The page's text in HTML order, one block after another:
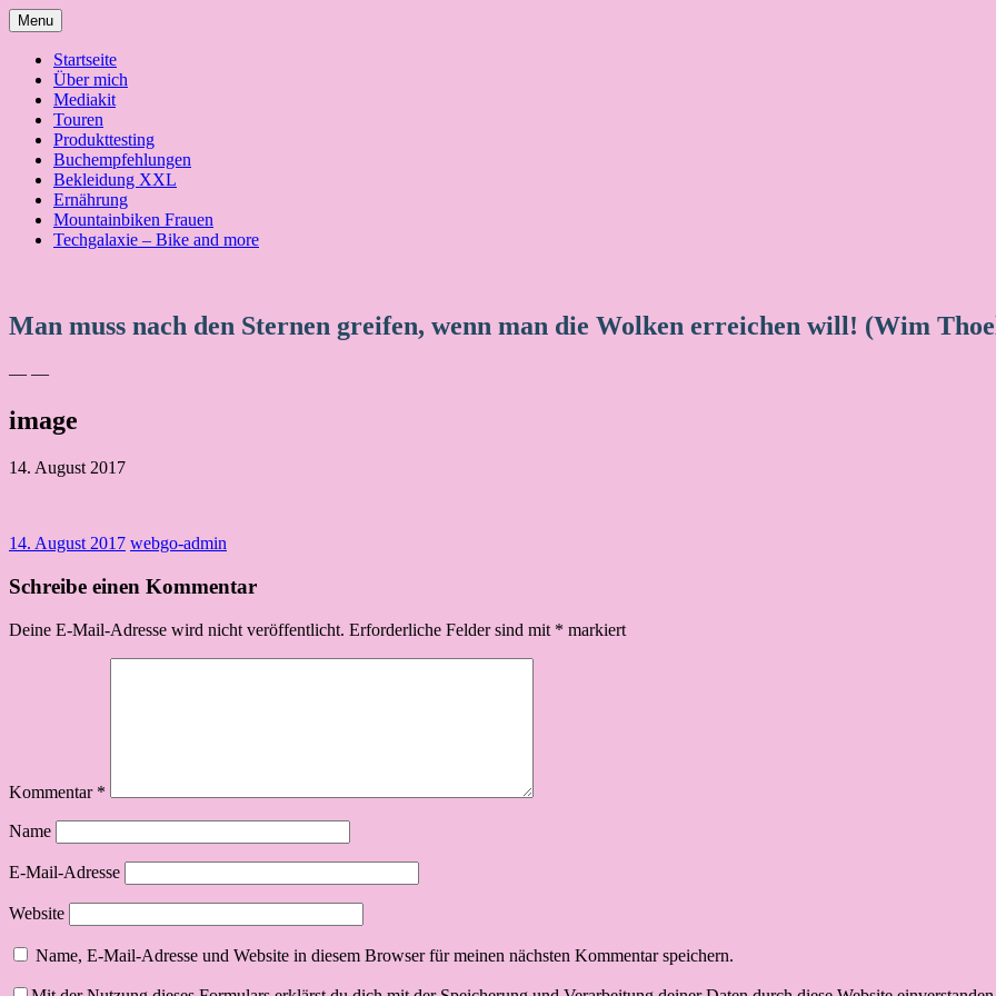
Skip
to
content
Menu
Startseite
Über mich
Mediakit
Touren
Produkttesting
Buchempfehlungen
Bekleidung XXL
Ernährung
Mountainbiken Frauen
Techgalaxie – Bike and more
Man muss nach den Sternen greifen, wenn man die Wolken erreichen will! (Wim
— —
image
14. August 2017
14. August 2017 webgo-admin
Schreibe einen Kommentar
Deine E-Mail-Adresse wird nicht veröffentlicht. Erforderliche Felder sind mit * markiert
Kommentar *
Name
E-Mail-Adresse
Website
Name, E-Mail-Adresse und Website in diesem Browser für meinen nächsten Kommentar speichern.